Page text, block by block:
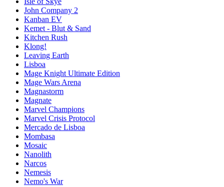
John Company 2
Kanban EV
Kemet - Blut & Sand
Kitchen Rush
Klong!
Leaving Earth
Lisboa
Mage Knight Ultimate Edition
Mage Wars Arena
Magnastorm
Magnate
Marvel Champions
Marvel Crisis Protocol
Mercado de Lisboa
Mombasa
Mosaic
Nanolith
Narcos
Nemesis
Nemo's War